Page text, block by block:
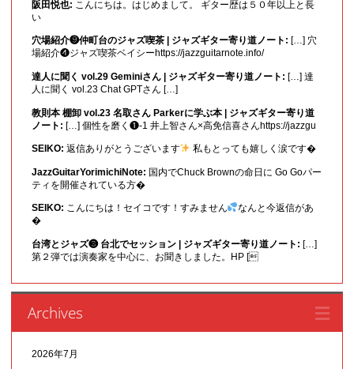
阪田悦也: こんにちは。はじめまして。 ギター歴は５０年以上と長
い
穴場紹介❾仲町台のジャズ喫茶 | ジャズギター寄り道ノート: […] 穴
場紹介❹ジャズ喫茶ベイシーhttps://jazzguitarnote.info/
達人に聞く vol.29 Geminiさん | ジャズギター寄り道ノート: […] 達
人に聞く vol.23 Chat GPTさん […]
教則本 棚卸 vol.23 名取さん Parkerに学ぶ本 | ジャズギター寄り道
ノート: […] 個性を磨く❶-1 井上智さん×高免信喜さんhttps://jazzgu
SEIKO: 返信ありがとうございます 私もとっても嬉しく涙です�
JazzGuitarYorimichiNote: 国内でChuck Brownの命日に Go Goパー
ティを開催されている方�
SEIKO: こんにちは！セイコです！すみません
なんと今返信があ
�
台湾とジャズ❸ 台北でセッション | ジャズギター寄り道ノート: […]
第２弾では演奏家を中心に、お聞きしました。HP [
Archives
2026年7月